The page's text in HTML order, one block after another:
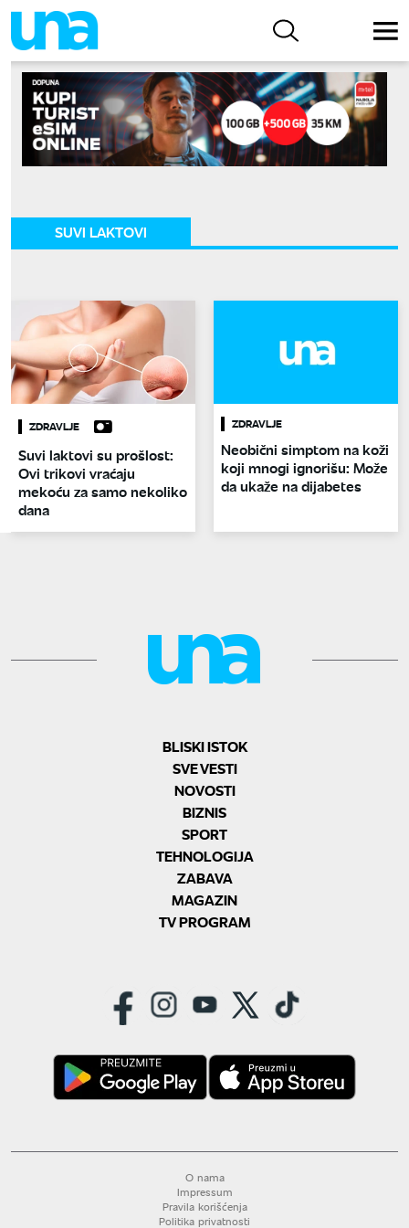
SUVI LAKTOVI
ZDRAVLJE
Suvi laktovi su prošlost:
Ovi trikovi vraćaju
mekoću za samo nekoliko
dana
ZDRAVLJE
Neobični simptom na koži
koji mnogi ignorišu: Može
da ukaže na dijabetes
BLISKI ISTOK
SVE VESTI
NOVOSTI
BIZNIS
SPORT
TEHNOLOGIJA
ZABAVA
MAGAZIN
TV PROGRAM
O nama
Impressum
Pravila korišćenja
Politika privatnosti